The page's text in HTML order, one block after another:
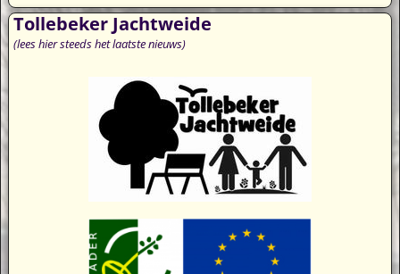
Tollebeker Jachtweide
(lees hier steeds het laatste nieuws)